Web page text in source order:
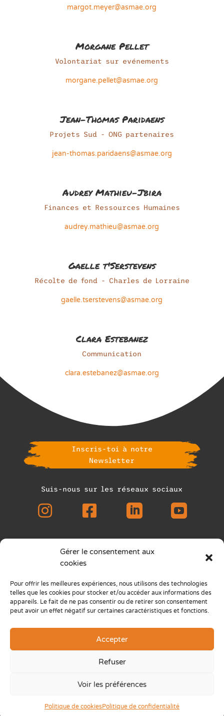
Gérer le consentement aux
cookies
Pour offrir les meilleures expériences, nous utilisons des technologies
telles que les cookies pour stocker et/ou accéder aux informations des
appareils. Le fait de ne pas consentir ou de retirer son consentement
peut avoir un effet négatif sur certaines caractéristiques et fonctions.
Accepter
Refuser
Voir les préférences
Politique de cookiesPolitique de confidentialité
margot.meyer@asmae.org
Morgane Pellet
Volontariat sur evénements
morgane.pellet@asmae.org
Jean-Thomas Paridaens
Projets Sud - ONG partenaires
jean-thomas.paridaens@asmae.org
Audrey Mathieu-Jbira
Finances et Ressources Humaines
audrey.mathieu@asmae.org
Gaelle t'Serstevens
Récolte de fond - Charles de Lorraine
gaelle.tserstevens@asmae.org
Clara Estebanez
Communication
clara.estebanez@asmae.org
Inscris-toi à notre
Newsletter
Suis-nous sur les réseaux sociaux
   
Asmae Asbl © Tous droits réservés
5, 1030 Bruxelles
Siège wallon : Chaussée de Louvain 565b,
info@asmae.org • +32 2 742 03 01
Notre Politique de confidentialité